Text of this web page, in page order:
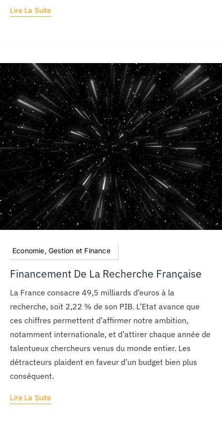
Lire La Suite
Economie, Gestion et Finance
Financement De La Recherche Française
La France consacre 49,5 milliards d’euros à la
recherche, soit 2,22 % de son PIB. L’Etat avance que
ces chiffres permettent d’affirmer notre ambition,
notamment internationale, et d’attirer chaque année de
talentueux chercheurs venus du monde entier. Les
détracteurs plaident en faveur d’un budget bien plus
conséquent.
Lire La Suite